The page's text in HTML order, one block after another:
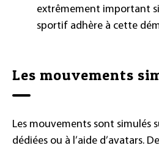
extrêmement important
sportif adhère à cette
Les mouvements
Les mouvements sont simulés
dédiées ou à l’aide d’avatars.